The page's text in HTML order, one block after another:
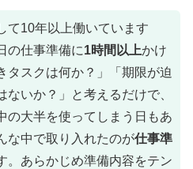
て10年以上働いています
の仕事準備に1時間以上かけ
タスクは何か？」「期限が迫
ないか？」と考えるだけで、
の大半を使ってしまう日もあ
な中で取り入れたのが仕事準
。あらかじめ準備内容をテン